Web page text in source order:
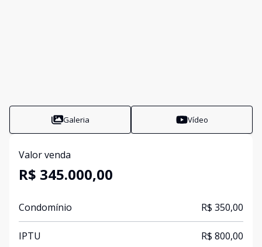
Galeria Vídeo
Valor venda
R$ 345.000,00
Condomínio R$ 350,00
IPTU R$ 800,00